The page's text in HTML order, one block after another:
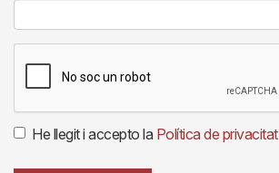
He llegit i accepto la Política de privacitat